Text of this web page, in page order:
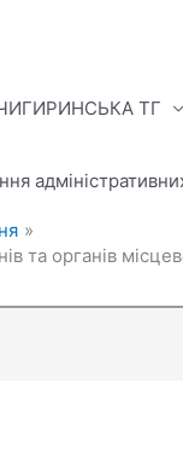
ТГ
та органів